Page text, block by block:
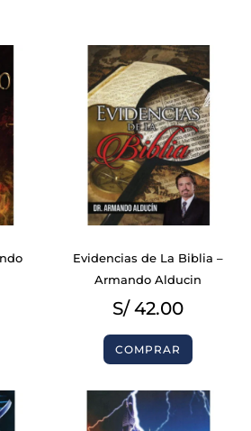
Evidencias de La Biblia –
Armando Alducin
S/42.00
COMPRAR